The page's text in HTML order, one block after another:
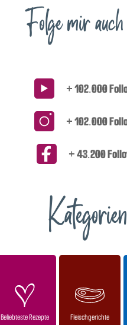
Folge mir
+ 102.000
+ 102.000
+ 43.200
Beliebteste Rezepte Fleischgerichte